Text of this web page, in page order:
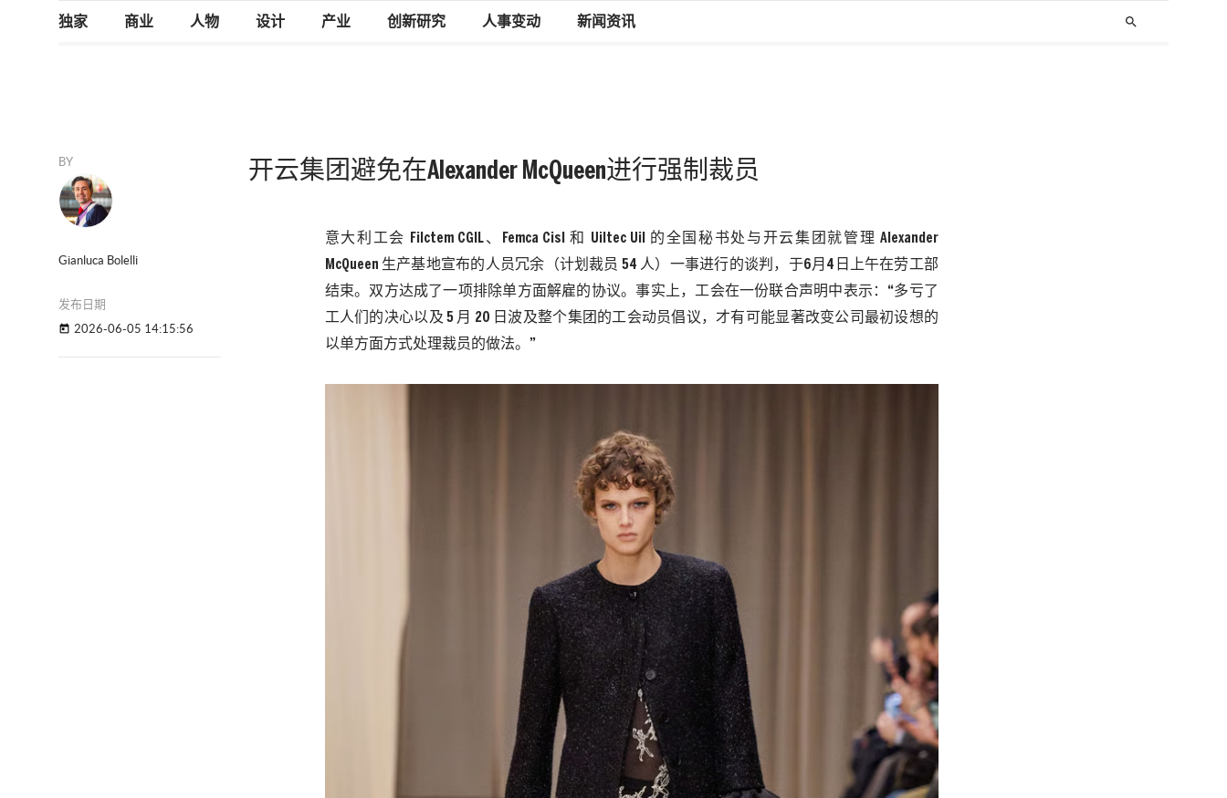
独家 商业 人物 设计 产业 创新研究 人事变动 新闻资讯 search
BY
Gianluca Bolelli
发布日期
today 2026-06-05 14:15:56
开云集团避免在Alexander McQueen进行强制裁员
意大利工会 Filctem CGIL 、 Femca Cisl和 Uiltec Uil 的全国秘书处与开云集团 就管理 Alexander
McQueen 生产基地宣布的人员冗余（计划裁员 54 人）一事进行的谈判，于6月 4 日 上午在劳工部
结束。双方达成了一项排除单方面解雇的协议。事实上，工会在一份联合声明中表示： “多亏了
工人们的决心以及5 月 20 日波及整个集团的工会动员倡议，才有可能显著改变公司最初设想的
以单方面方式处理裁员的做法。”